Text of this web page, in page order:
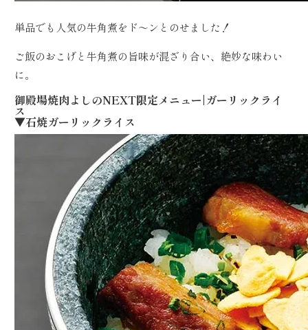
単品でも人気の牛角煮をド～ンとのせました！
ご飯のおこげと牛角煮の旨味が混ざり合い、絶妙な味わい
に。
御殿場焼肉よしのNEXT限定メニュー|ガーリックライ
ス
▼石焼ガーリックライス